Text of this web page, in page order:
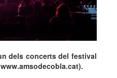
dels concerts del festival